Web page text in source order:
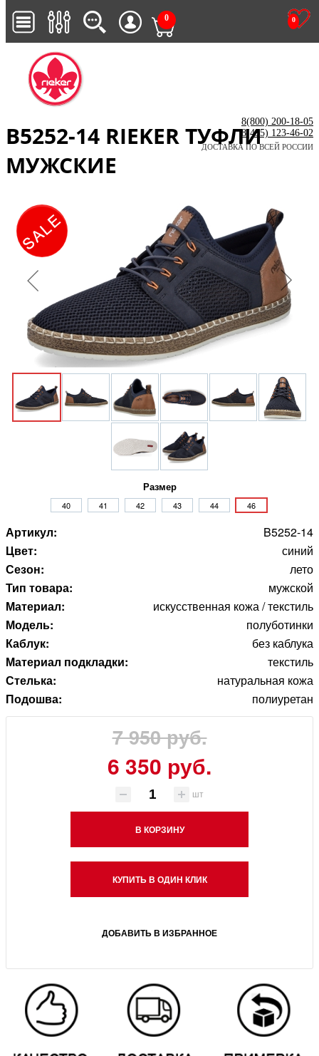
0
0
8(800) 200-18-05
8(495) 123-46-02
ДОСТАВКА ПО ВСЕЙ РОССИИ
B5252-14 RIEKER ТУФЛИ
МУЖСКИЕ
Размер
40 41 42 43 44 46
Артикул:
B5252-14
Цвет:
синий
Сезон:
лето
Тип товара:
мужской
Материал:
искусственная кожа / текстиль
Модель:
полуботинки
Каблук:
без каблука
Материал подкладки:
текстиль
Стелька:
натуральная кожа
Подошва:
полиуретан
7 950 руб.
6 350 руб.
шт
В КОРЗИНУ
КУПИТЬ В ОДИН КЛИК
ДОБАВИТЬ В ИЗБРАННОЕ